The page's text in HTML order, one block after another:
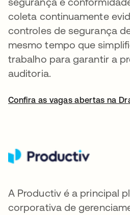
coleta continuamente
controles de segurança
mesmo tempo que
trabalho para garantir a
auditoria.
Confira as vagas abertas na
A Productiv é a principal
corporativa de